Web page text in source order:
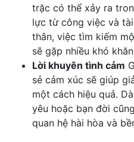
trặc có thể xảy ra
lực từ công việc và
thân, việc tìm kiếm
sẽ gặp nhiều khó
Lời khuyên tình cảm
sẻ cảm xúc sẽ giúp
một cách hiệu quả.
yêu hoặc bạn đời
quan hệ hài hòa và